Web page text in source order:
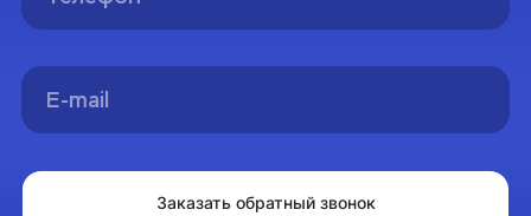
Заказать обратный звонок
На главную